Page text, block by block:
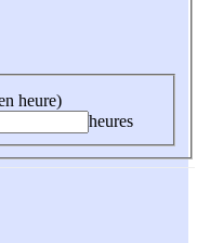
heure)
heures